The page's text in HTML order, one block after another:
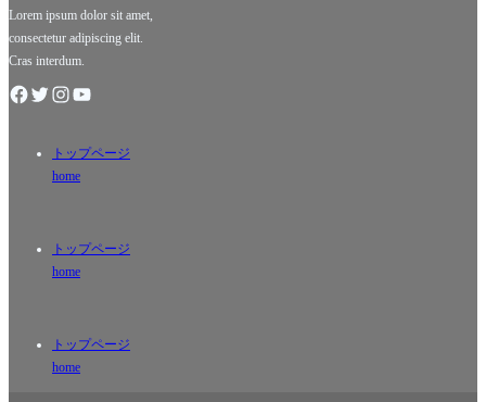
Lorem ipsum dolor sit amet,
consectetur adipiscing elit.
Cras interdum.
トップページ
home
トップページ
home
トップページ
home